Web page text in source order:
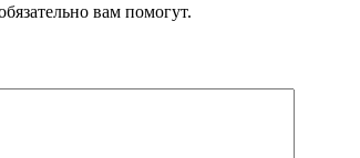
вам помогут.